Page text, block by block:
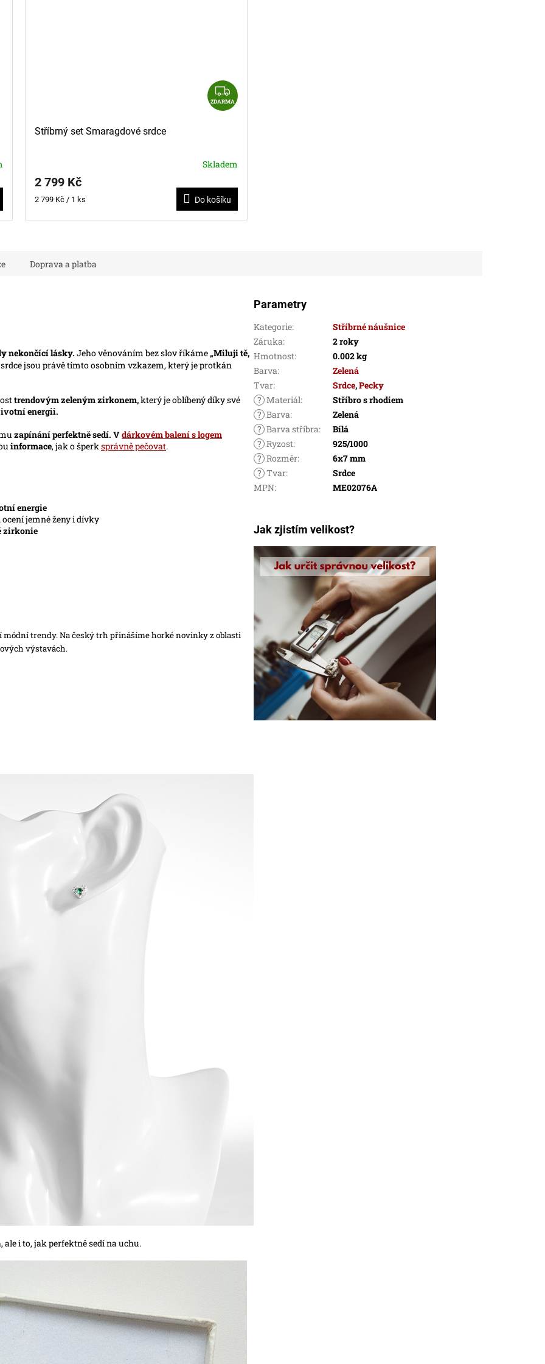
Z
D
A
ZDARMA
Stříbrný set Smaragdové srdce
Skladem
2 799 Kč
Měrná
2 799 Kč / 1 ks Do košíku
Doprava a platba
nekončící lásky. Jeho věnováním bez slov říkáme „Miluji tě,
jsou právě tímto osobním vzkazem, který je protkán
trendovým zeleným zirkonem,který je oblíbený díky své
energii.
zapínání perfektně sedí. Vdárkovém balení s logem
informace, jak o šperk správně pečovat.
energie
ocení jemné ženy i dívky
zirkonie
módní trendy. Na český trh přinášíme horké novinky z oblasti
výstavách.
i to, jak perfektně sedí na uchu.
Parametry
Kategorie:
Stříbrné náušnice
Záruka:
2 roky
Hmotnost:
0.002 kg
Barva:
Zelená
Tvar: Srdce,Pecky
? Materiál:
Stříbro s rhodiem
? Barva:
Zelená
? Barva stříbra:
Bílá
? Ryzost:
925/1000
? Rozměr:
6x7 mm
? Tvar:
Srdce
MPN: ME02076A
Jak zjistím velikost?